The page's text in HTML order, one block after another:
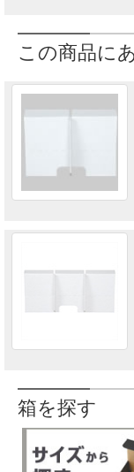
この商品に
箱を探す [